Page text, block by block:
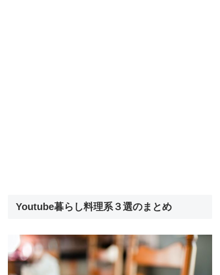
Youtube暮らし料理系３選のまとめ